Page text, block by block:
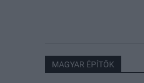
MAGYAR ÉPÍTŐK